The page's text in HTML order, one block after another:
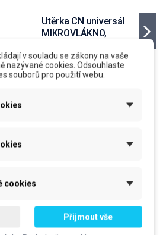
Utěrka CN universál
MIKROVLÁKNO,
cena za kus: 235,50 Kč bez
DPH
kategorii
v souladu se zákony na vaše
nazývané cookies. Odsouhlaste
souborů pro použití webu.
cookies
Přijmout vše